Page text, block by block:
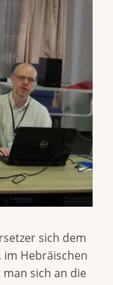
sich dem
Hebräischen
sich an die